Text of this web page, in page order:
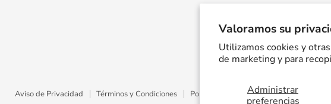
Valoramos su
Utilizamos cookies y
de marketing y para
Administrar
preferencias
Aviso de Privacidad Términos y Condiciones Política de Envíos Facturación